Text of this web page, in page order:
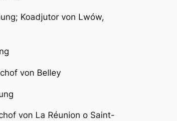
Koadjutor von Lwów,
von Belley
La Réunion o Saint-